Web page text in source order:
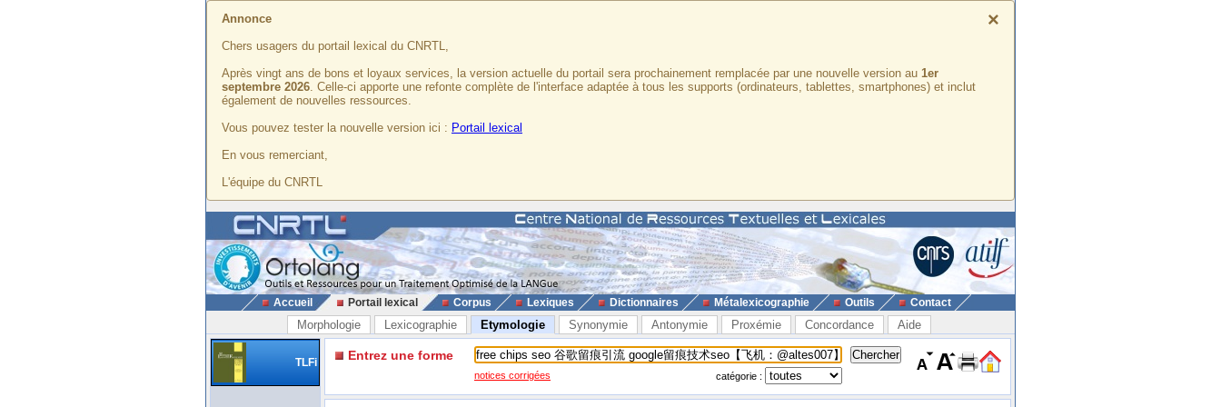
×
Annonce
Chers usagers du portail lexical du CNRTL,
Après vingt ans de bons et loyaux services, la version actuelle du portail sera prochainement remplacée par une nouvelle version au 1er
septembre 2026. Celle-ci apporte une refonte complète de l'interface adaptée à tous les supports (ordinateurs, tablettes, smartphones) et inclut
également de nouvelles ressources.
Vous pouvez tester la nouvelle version ici : Portail lexical
En vous remerciant,
L'équipe du CNRTL
Accueil Portail lexical Corpus Lexiques Dictionnaires Métalexicographie Outils Contact
Morphologie Lexicographie Etymologie Synonymie Antonymie Proxémie Concordance Aide
TLFi Entrez une forme
notices corrigées catégorie :